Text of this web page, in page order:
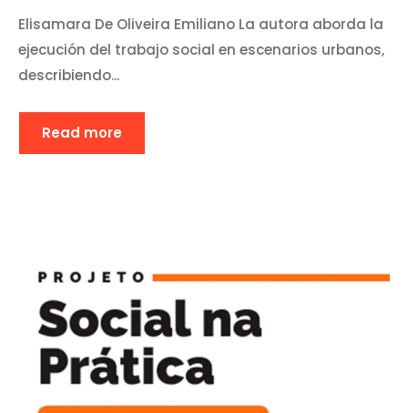
Elisamara De Oliveira Emiliano La autora aborda la
ejecución del trabajo social en escenarios urbanos,
describiendo...
Read more